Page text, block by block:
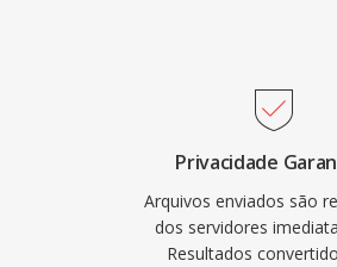
Privacidade
Arquivos enviados são
dos servidores
Resultados